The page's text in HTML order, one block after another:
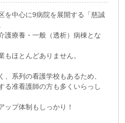
を中心に9病院を展開する「慈誠
護療養・一般（透析）病棟とな
もほとんどありません。
、系列の看護学校もあるため、
る准看護師の方も多くいらっし
ップ体制もしっかり！